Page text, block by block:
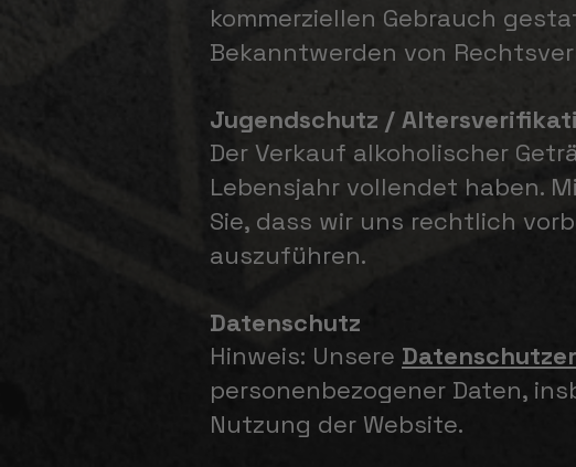
kommerziellen Gebrauch
Bekanntwerden von
Jugendschutz /
Der Verkauf alkoholischer
Lebensjahr vollendet haben.
Sie, dass wir uns rechtlich
auszuführen.
Datenschutz
Hinweis: Unsere
personenbezogener Daten,
Nutzung der Website.